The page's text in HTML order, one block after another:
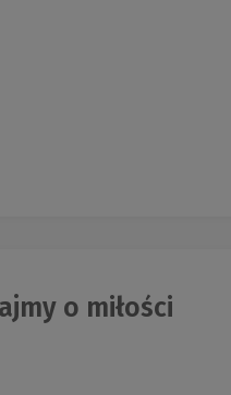
o miłości